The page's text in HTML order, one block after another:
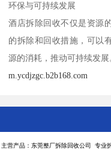
环保与可持续发展
酒店拆除回收不仅是资源
的拆除和回收措施，可以
源的消耗，推动可持续发展
m.ycdjzgc.b2b168.com
主营产品：东莞整厂拆除回收公司 专